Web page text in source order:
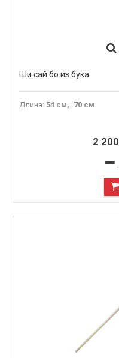
Ши сай бо из бука
Длина: 54 см, .70 см
2 200